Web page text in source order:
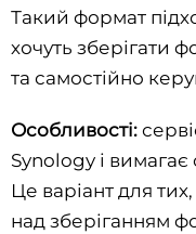
Такий формат
хочуть зберігати
та самостійно
Особливості:
Synology і
Це варіант для
над зберіганням